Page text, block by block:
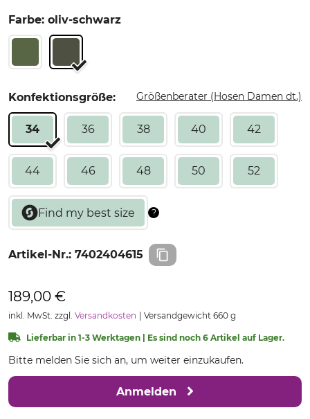
Farbe: oliv-schwarz
Konfektionsgröße: Größenberater (Hosen Damen dt.)
34 36 38 40 42
44 46 48 50 52
Artikel-Nr.: 7402404615
189,00 €
inkl. MwSt. zzgl. Versandkosten Versandgewicht 660 g
Lieferbar in 1-3 Werktagen | Es sind noch 6 Artikel auf Lager.
Bitte melden Sie sich an, um weiter einzukaufen.
Anmelden